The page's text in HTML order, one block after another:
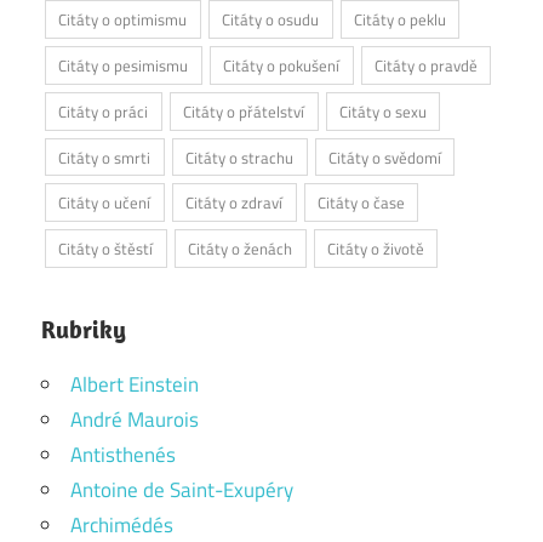
Citáty o optimismu Citáty o osudu
Citáty o peklu
Citáty o pesimismu
Citáty o pokušení
Citáty o pravdě
Citáty o práci
Citáty o přátelství
Citáty o sexu
Citáty o smrti
Citáty o strachu
Citáty o svědomí
Citáty o učení
Citáty o zdraví
Citáty o čase
Citáty o štěstí
Citáty o ženách Citáty o životě
Rubriky
Albert Einstein
André Maurois
Antisthenés
Antoine de Saint-Exupéry
Archimédés